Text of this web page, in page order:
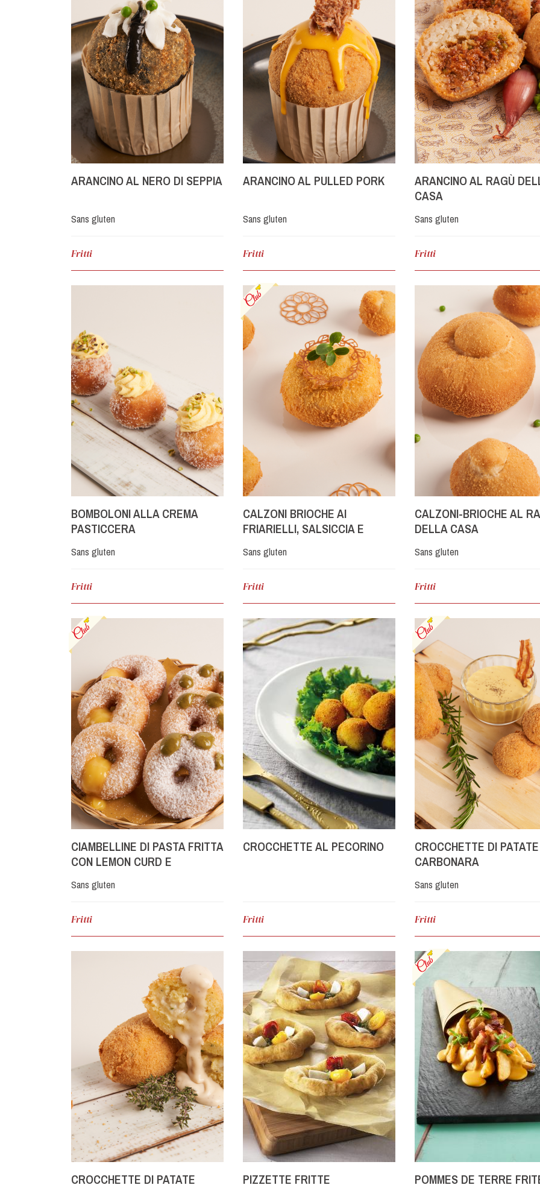
ARANCINO AL NERO DI SEPPIA
Sans gluten
Fritti
ARANCINO AL PULLED PORK
Sans gluten
Fritti
ARANCINO AL RAGÙ
CASA
Sans gluten
Fritti
BOMBOLONI ALLA CREMA
PASTICCERA
Sans gluten
Fritti
CALZONI BRIOCHE AI
FRIARIELLI, SALSICCIA E
Sans gluten
Fritti
CALZONI-BRIOCHE AL
DELLA CASA
Sans gluten
Fritti
CIAMBELLINE DI PASTA FRITTA
CON LEMON CURD E
Sans gluten
Fritti
CROCCHETTE AL PECORINO
Fritti
CROCCHETTE DI
CARBONARA
Sans gluten
Fritti
CROCCHETTE DI PATATE
PIZZETTE FRITTE
POMMES DE TERRE